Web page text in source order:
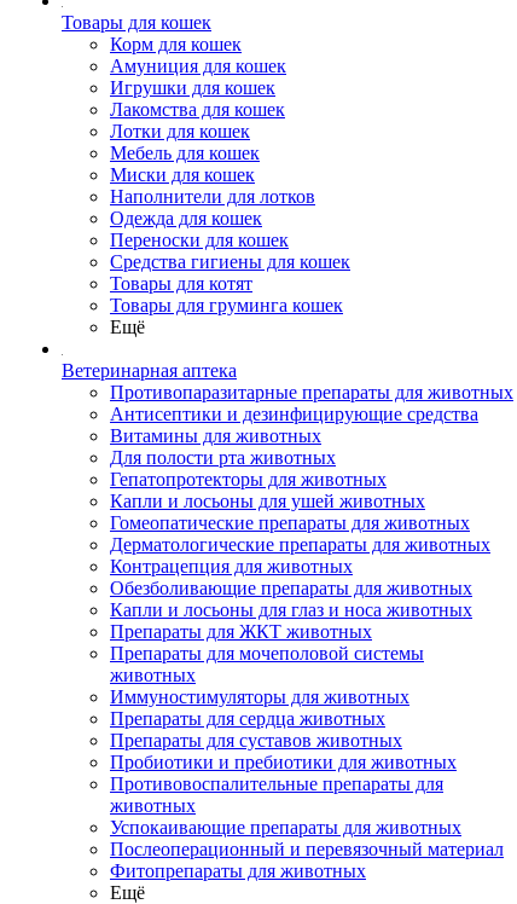
Товары для кошек
Корм для кошек
Амуниция для кошек
Игрушки для кошек
Лакомства для кошек
Лотки для кошек
Мебель для кошек
Миски для кошек
Наполнители для лотков
Одежда для кошек
Переноски для кошек
Средства гигиены для кошек
Товары для котят
Товары для груминга кошек
Ещё
Ветеринарная аптека
Противопаразитарные препараты для животных
Антисептики и дезинфицирующие средства
Витамины для животных
Для полости рта животных
Гепатопротекторы для животных
Капли и лосьоны для ушей животных
Гомеопатические препараты для животных
Дерматологические препараты для животных
Контрацепция для животных
Обезболивающие препараты для животных
Капли и лосьоны для глаз и носа животных
Препараты для ЖКТ животных
Препараты для мочеполовой системы
животных
Иммуностимуляторы для животных
Препараты для сердца животных
Препараты для суставов животных
Пробиотики и пребиотики для животных
Противовоспалительные препараты для
животных
Успокаивающие препараты для животных
Послеоперационный и перевязочный материал
Фитопрепараты для животных
Ещё